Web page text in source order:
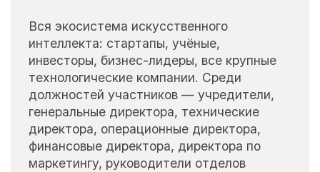
Вся экосистема искусственного
интеллекта: стартапы, учёные,
инвесторы, бизнес-лидеры, все крупные
технологические компании. Среди
должностей участников — учредители,
генеральные директора, технические
директора, операционные директора,
финансовые директора, директора по
маркетингу, руководители отделов